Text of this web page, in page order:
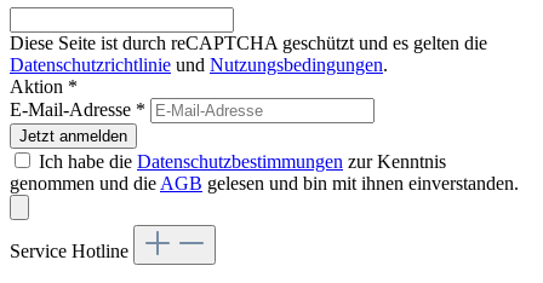
Diese Seite ist durch reCAPTCHA geschützt und es gelten die
Datenschutzrichtlinie und Nutzungsbedingungen.
Aktion *
E-Mail-Adresse *
Jetzt anmelden
Ich habe die Datenschutzbestimmungen zur Kenntnis
genommen und die AGB gelesen und bin mit ihnen einverstanden.
Service Hotline